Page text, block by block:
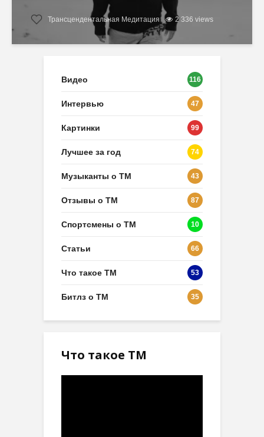
Трансцендентальная Медитация 2 336 views
Видео 116
Интервью 47
Картинки 99
Лучшее за год 74
Музыканты о ТМ 43
Отзывы о ТМ 87
Спортсмены о ТМ 10
Статьи 66
Что такое ТМ 53
Битлз о ТМ 35
Что такое ТМ